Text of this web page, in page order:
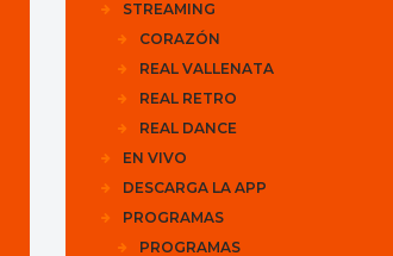
STREAMING
CORAZÓN
REAL VALLENATA
REAL RETRO
REAL DANCE
EN VIVO
DESCARGA LA APP
PROGRAMAS
PROGRAMAS